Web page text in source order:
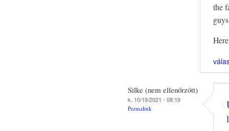
the
Silke (nem ellenőrzött)
k, 10/19/2021 - 08:19
Permalink